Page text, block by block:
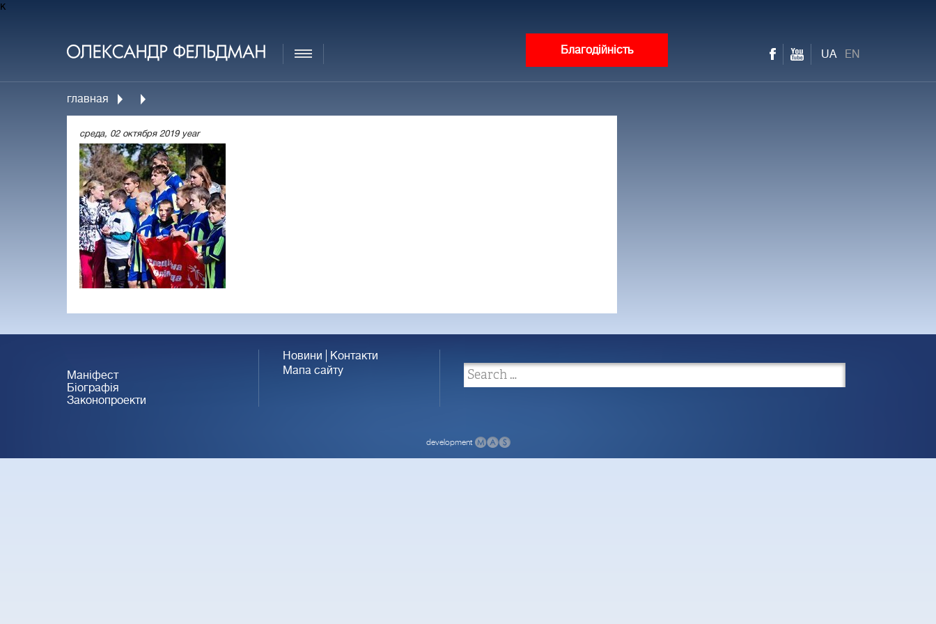
к
Благодійність UA EN
главная
среда, 02 октября 2019 year
Маніфест
Біографія
Законопроекти
Новини
Контакти
Мапа сайту
development